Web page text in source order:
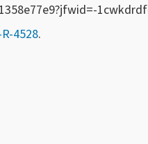
4528.